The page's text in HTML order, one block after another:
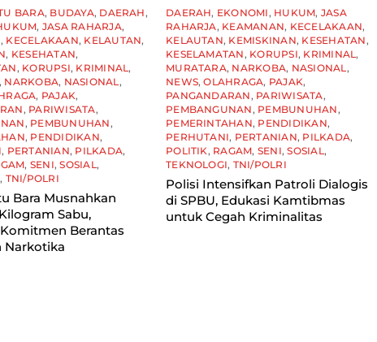
BARA, BUDAYA, DAERAH,
, JASA RAHARJA,
, KECELAKAAN, KELAUTAN,
, KESEHATAN,
, KORUPSI, KRIMINAL,
NARKOBA, NASIONAL,
, PAJAK,
, PARIWISATA,
, PEMBUNUHAN,
, PENDIDIKAN,
, PERTANIAN, PILKADA,
, SENI,SOSIAL,
, TNI/POLRI
Bara Musnahkan
Sabu,
Berantas
Narkotika
DAERAH, EKONOMI, HUKUM, JASA
RAHARJA, KEAMANAN, KECELAKAAN,
KELAUTAN, KEMISKINAN, KESEHATAN,
KESELAMATAN, KORUPSI, KRIMINAL,
MURATARA, NARKOBA, NASIONAL,
NEWS,OLAHRAGA, PAJAK,
PANGANDARAN, PARIWISATA,
PEMBANGUNAN, PEMBUNUHAN,
PEMERINTAHAN, PENDIDIKAN,
PERHUTANI, PERTANIAN, PILKADA,
POLITIK, RAGAM, SENI,SOSIAL,
TEKNOLOGI, TNI/POLRI
Polisi Intensifkan Patroli Dialogis
di SPBU, Edukasi Kamtibmas
untuk Cegah Kriminalitas